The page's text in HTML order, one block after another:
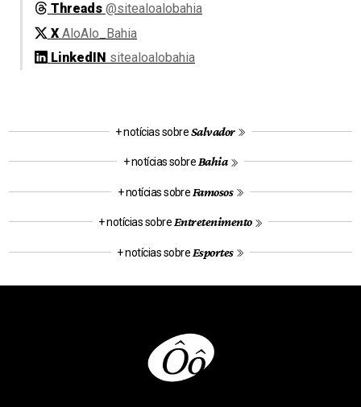
Threads @sitealoalobahia
X AloAlo_Bahia
LinkedIN sitealoalobahia
+ notícias sobreSalvador
+ notícias sobre Bahia
+ notícias sobre Famosos
+ notícias sobre Entretenimento
+ notícias sobre Esportes